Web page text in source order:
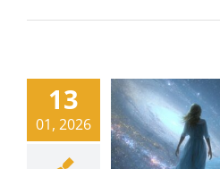
13
01, 2026 Blog